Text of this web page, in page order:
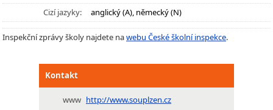
Cizí jazyky: anglický (A), německý (N)
Inspekční zprávy školy najdete nawebu České školní inspekce.
Kontakt
www http://www.souplzen.cz